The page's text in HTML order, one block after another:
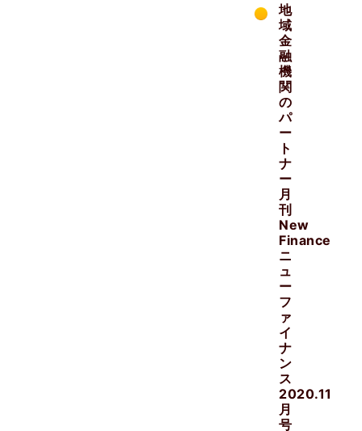
地
域
金
融
機
関
の
パ
ー
ト
ナ
ー
月
刊
New
Finance
ニ
ュ
ー
フ
ァ
イ
ナ
ン
ス
2020.11
月
号